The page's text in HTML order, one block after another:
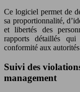
Ce logiciel permet de
sa proportionnalité,
et libertés des
rapports détaillés
conformité aux
Suivi des
management